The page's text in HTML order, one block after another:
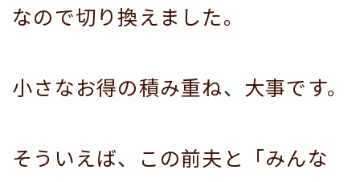
なので切り換えました。
小さなお得の積み重ね、大事です。
そういえば、この前夫と「みんな